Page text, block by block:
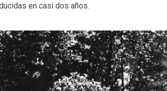
en casi dos años.